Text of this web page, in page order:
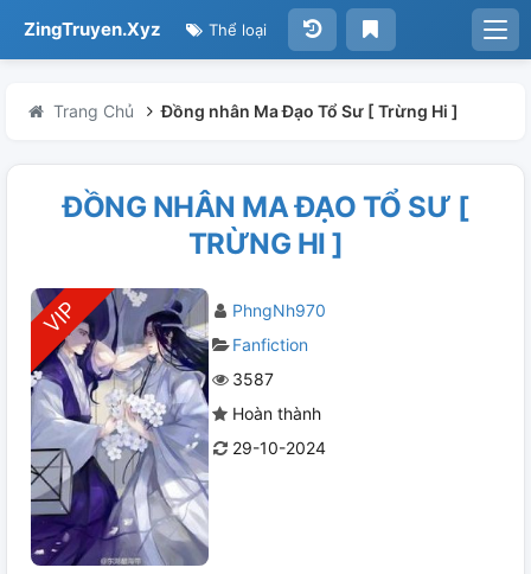
ZingTruyen.Xyz Thể loại
Trang Chủ Đồng nhân Ma Đạo Tổ Sư [ Trừng Hi ]
ĐỒNG NHÂN MA ĐẠO TỔ SƯ [
TRỪNG HI ]
PhngNh970
Fanfiction
3587
Hoàn thành
29-10-2024